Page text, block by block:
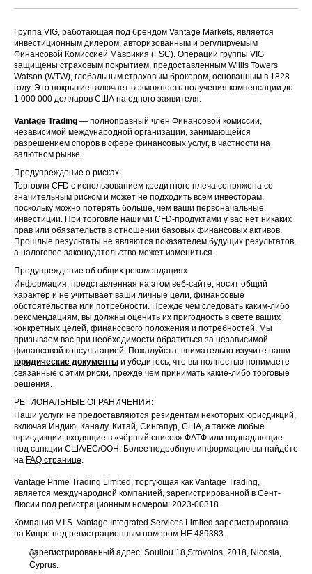
Группа VIG, работающая под брендом Vantage Markets, является
инвестиционным дилером, авторизованным и регулируемым
Финансовой Комиссией Маврикия (FSC). Операции группы VIG
защищены страховым покрытием, предоставленным Willis Towers
Watson (WTW), глобальным страховым брокером, основанным в 1828
году. Это покрытие включает возможность получения компенсации до
1 000 000 долларов США на одного заявителя.
Vantage Trading — полноправный член Финансовой комиссии,
независимой международной организации, занимающейся
разрешением споров в сфере финансовых услуг, в частности на
валютном рынке.
Предупреждение о рисках:
Торговля CFD с использованием кредитного плеча сопряжена со
значительным риском и может не подходить всем инвесторам,
поскольку можно потерять больше, чем ваши первоначальные
инвестиции. При торговле нашими CFD-продуктами у вас нет никаких
прав или обязательств в отношении базовых финансовых активов.
Прошлые результаты не являются показателем будущих результатов,
а налоговое законодательство может измениться.
Предупреждение об общих рекомендациях:
Информация, представленная на этом веб-сайте, носит общий
характер и не учитывает ваши личные цели, финансовые
обстоятельства или потребности. Прежде чем следовать каким-либо
рекомендациям, вы должны оценить их пригодность в свете ваших
конкретных целей, финансового положения и потребностей. Мы
призываем вас при необходимости обратиться за независимой
финансовой консультацией. Пожалуйста, внимательно изучите наши
юридические документы и убедитесь, что вы полностью понимаете
связанные с этим риски, прежде чем принимать какие-либо торговые
решения.
РЕГИОНАЛЬНЫЕ ОГРАНИЧЕНИЯ:
Наши услуги не предоставляются резидентам некоторых юрисдикций,
включая Индию, Канаду, Китай, Сингапур, США, а также любые
юрисдикции, входящие в «чёрный список» ФАТФ или подпадающие
под санкции США/ЕС/ООН. Более подробную информацию вы найдёте
на FAQ странице
Vantage Prime Trading Limited, торгующая как Vantage Trading,
является международной компанией, зарегистрированной в Сент-
Люсии под регистрационным номером: 2023-00318.
Компания V.I.S. Vantage Integrated Services Limited зарегистрирована
на Кипре под регистрационным номером HE 489383.
Зарегистрированный адрес: Souliou 18,Strovolos, 2018, Nicosia,
Cyprus.